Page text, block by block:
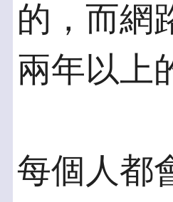
的，而網
兩年以上
每個人都